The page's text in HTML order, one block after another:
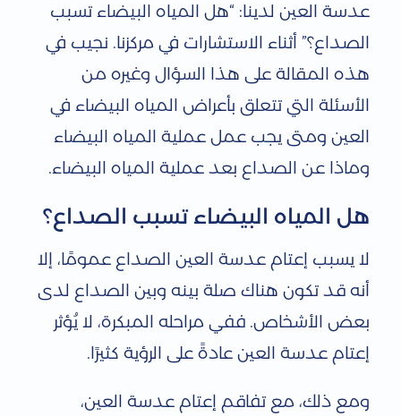
ه
ا
ل
ا
ء
ت
س
ب
ب
عدسة العين لدينا: “هل المياه البيضاء تسبب
الصداع؟” أثناء الاستشارات في مركزنا. نجيب في
هذه المقالة على هذا السؤال وغيره من
الأسئلة التي تتعلق بأعراض المياه البيضاء في
العين ومتى يجب عمل عملية المياه البيضاء
وماذا عن الصداع بعد عملية المياه البيضاء.
هل المياه البيضاء تسبب الصداع؟
لا يسبب إعتام عدسة العين الصداع عمومًا، إلا
أنه قد تكون هناك صلة بينه وبين الصداع لدى
بعض الأشخاص. ففي مراحله المبكرة، لا يُؤثر
إعتام عدسة العين عادةً على الرؤية كثيرًا.
ومع ذلك، مع تفاقم إعتام عدسة العين،